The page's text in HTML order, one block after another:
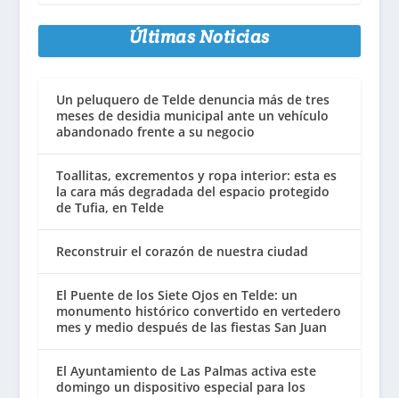
Últimas Noticias
Un peluquero de Telde denuncia más de tres
meses de desidia municipal ante un vehículo
abandonado frente a su negocio
Toallitas, excrementos y ropa interior: esta es
la cara más degradada del espacio protegido
de Tufia, en Telde
Reconstruir el corazón de nuestra ciudad
El Puente de los Siete Ojos en Telde: un
monumento histórico convertido en vertedero
mes y medio después de las fiestas San Juan
El Ayuntamiento de Las Palmas activa este
domingo un dispositivo especial para los